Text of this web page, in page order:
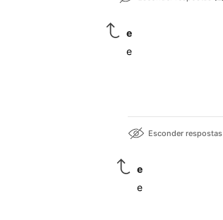
e
e
Esconder respostas
e
e